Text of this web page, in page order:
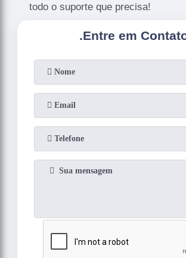
todo o suporte que precisa!
.Entre em